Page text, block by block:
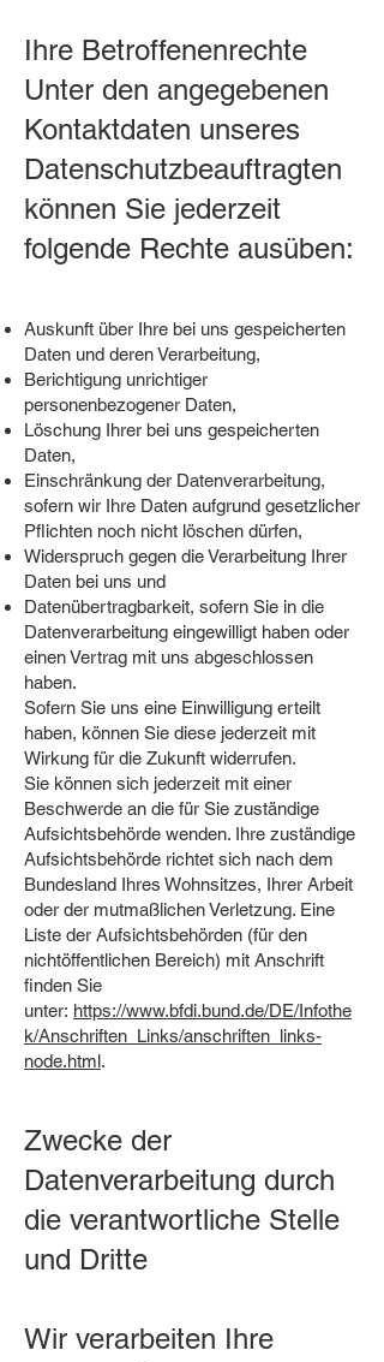
Ihre Betroffenenrechte
Unter den angegebenen
Kontaktdaten unseres
Datenschutzbeauftragten
können Sie jederzeit
folgende Rechte ausüben:
Auskunft über Ihre bei uns gespeicherten
Daten und deren Verarbeitung,
Berichtigung unrichtiger
personenbezogener Daten,
Löschung Ihrer bei uns gespeicherten
Daten,
Einschränkung der Datenverarbeitung,
sofern wir Ihre Daten aufgrund gesetzlicher
Pflichten noch nicht löschen dürfen,
Widerspruch gegen die Verarbeitung Ihrer
Daten bei uns und
Datenübertragbarkeit, sofern Sie in die
Datenverarbeitung eingewilligt haben oder
einen Vertrag mit uns abgeschlossen
haben.
Sofern Sie uns eine Einwilligung erteilt
haben, können Sie diese jederzeit mit
Wirkung für die Zukunft widerrufen.
Sie können sich jederzeit mit einer
Beschwerde an die für Sie zuständige
Aufsichtsbehörde wenden. Ihre zuständige
Aufsichtsbehörde richtet sich nach dem
Bundesland Ihres Wohnsitzes, Ihrer Arbeit
oder der mutmaßlichen Verletzung. Eine
Liste der Aufsichtsbehörden (für den
nichtöffentlichen Bereich) mit Anschrift
finden Sie
unter: https://www.bfdi.bund.de/DE/Infothe
k/Anschriften_Links/anschriften_links-
node.html.
Zwecke der
Datenverarbeitung durch
die verantwortliche Stelle
und Dritte
Wir verarbeiten Ihre